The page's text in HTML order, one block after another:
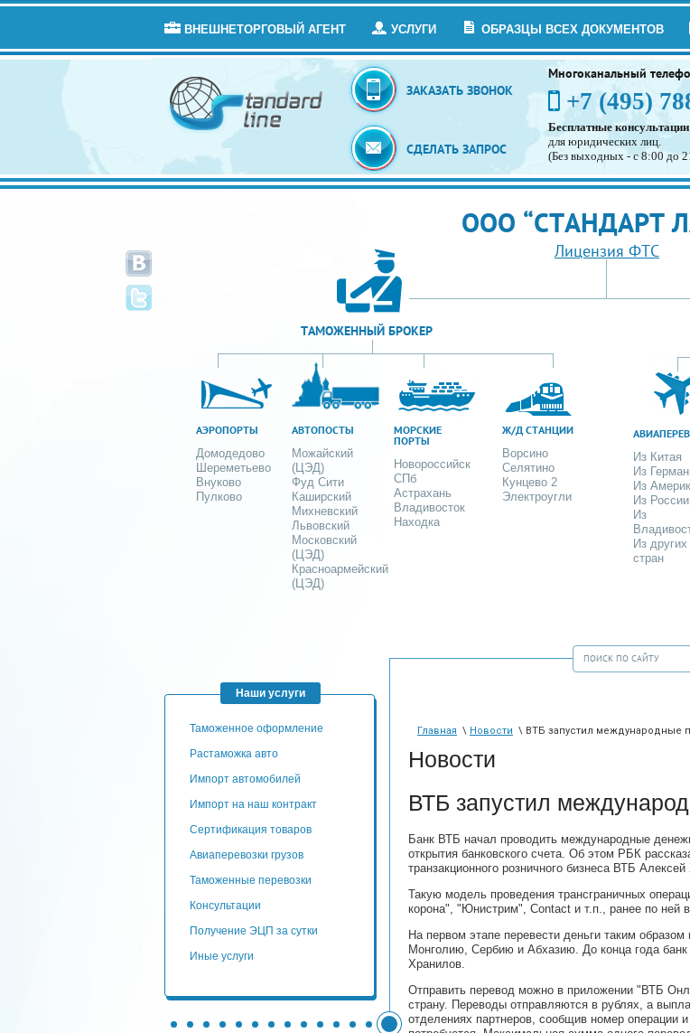
ВНЕШНЕТОРГОВЫЙ АГЕНТ УСЛУГИ ОБРАЗЦЫ ВСЕХ ДОКУМЕНТОВ
ЗАКАЗАТЬ ЗВОНОК
СДЕЛАТЬ ЗАПРОС
Многоканальный
+7 (495)
Бесплатные консультации
для юридических лиц.
(Без выходных - с 8:00 до
ООО “СТАНДАРТ
Лицензия ФТС
ТАМОЖЕННЫЙ БРОКЕР
АЭРОПОРТЫ
Домодедово
Шереметьево
Внуково
Пулково
АВТОПОСТЫ
Можайский
(ЦЭД)
Фуд Сити
Каширский
Михневский
Львовский
Московский
(ЦЭД)
Красноармейский
(ЦЭД)
МОРСКИЕ
ПОРТЫ
Новороссийск
СПб
Астрахань
Владивосток
Находка
Ж/Д СТАНЦИИ
Ворсино
Селятино
Кунцево 2
Электроугли
Из Китая
Из
Из
Из России
Из
Из других
стран
Наши услуги
таможенное оформление
Растаможка авто
Импорт автомобилей
импорт на наш контракт
сертификация товаров
авиаперевозки грузов
таможенные перевозки
консультации
Получение ЭЦП за сутки
Иные услуги
Главная \ Новости \ ВТБ запустил международные
Новости
ВТБ запустил
Банк ВТБ начал проводить международные
открытия банковского счета. Об этом РБК
транзакционного розничного бизнеса ВТБ
Такую модель проведения трансграничных
корона", "Юнистрим", Contact и т.п., ранее по ней
На первом этапе перевести деньги таким
Монголию, Сербию и Абхазию. До конца года банк
Хранилов.
Отправить перевод можно в приложении "ВТБ
страну. Переводы отправляются в рублях, а
отделениях партнеров, сообщив номер операции